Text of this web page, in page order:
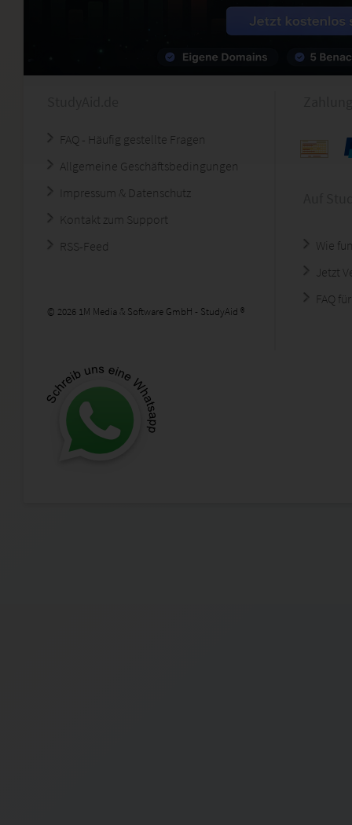
FAQ - Häufig gestellte Fragen
Allgemeine Geschäftsbedingungen
Impressum & Datenschutz
Kontakt zum Support
RSS-Feed
© 2026 1M Media & Software GmbH - StudyAid ®
Wie
Jetzt
FAQ